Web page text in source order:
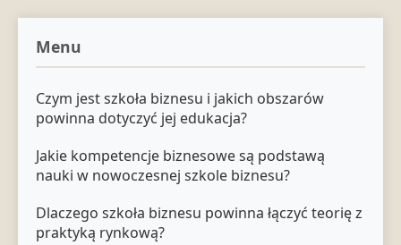
Menu
Czym jest szkoła biznesu i jakich obszarów
powinna dotyczyć jej edukacja?
Jakie kompetencje biznesowe są podstawą
nauki w nowoczesnej szkole biznesu?
Dlaczego szkoła biznesu powinna łączyć teorię z
praktyką rynkową?